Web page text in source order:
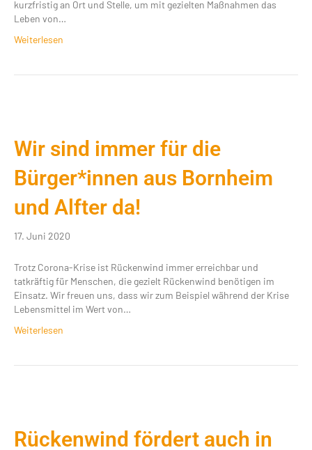
kurzfristig an Ort und Stelle, um mit gezielten Maßnahmen das
Leben von…
Weiterlesen
Wir sind immer für die
Bürger*innen aus Bornheim
und Alfter da!
17. Juni 2020
Trotz Corona-Krise ist Rückenwind immer erreichbar und
tatkräftig für Menschen, die gezielt Rückenwind benötigen im
Einsatz. Wir freuen uns, dass wir zum Beispiel während der Krise
Lebensmittel im Wert von…
Weiterlesen
Rückenwind fördert auch in